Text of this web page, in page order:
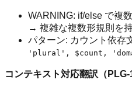
WARNING: if/else で複
→ 複雑な複数形規則を
パターン: カウント依存
'plural', $count,
コンテキスト対応翻訳（PLG-